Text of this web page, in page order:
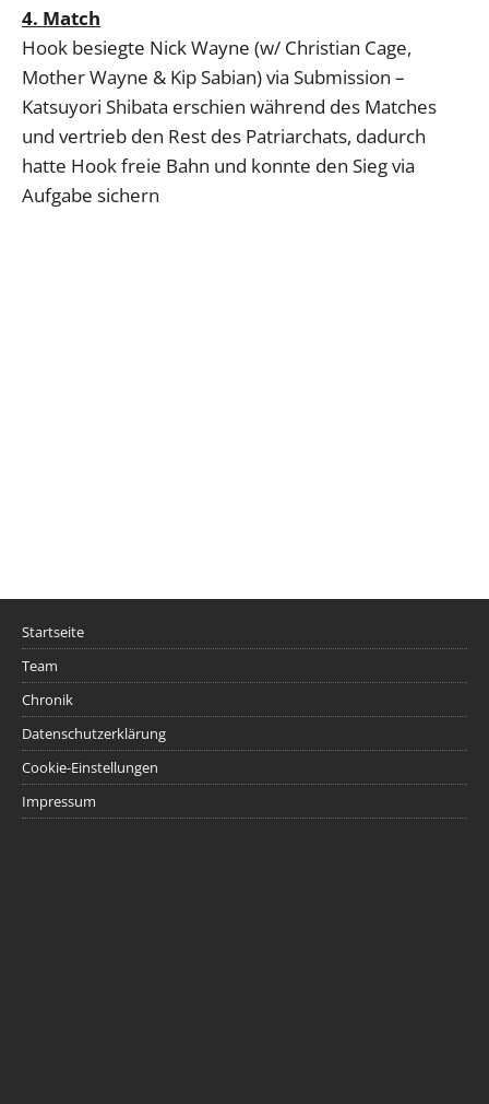
4. Match
Hook besiegte Nick Wayne (w/ Christian Cage,
Mother Wayne & Kip Sabian) via Submission –
Katsuyori Shibata erschien während des Matches
und vertrieb den Rest des Patriarchats, dadurch
hatte Hook freie Bahn und konnte den Sieg via
Aufgabe sichern
Startseite
Team
Chronik
Datenschutzerklärung
Cookie-Einstellungen
Impressum